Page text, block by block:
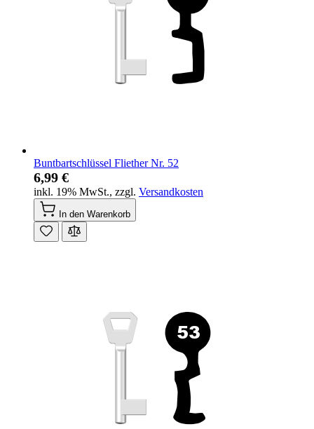
Buntbartschlüssel Fliether Nr. 52
6,99 €
inkl. 19% MwSt., zzgl. Versandkosten
In den Warenkorb